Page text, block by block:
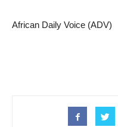
African Daily Voice (ADV)